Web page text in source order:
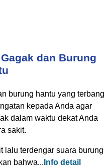
dan Burung
burung hantu yang terbang
kepada Anda agar
dalam waktu dekat Anda
sakit.
lalu terdengar suara burung
bahwa... Info detail